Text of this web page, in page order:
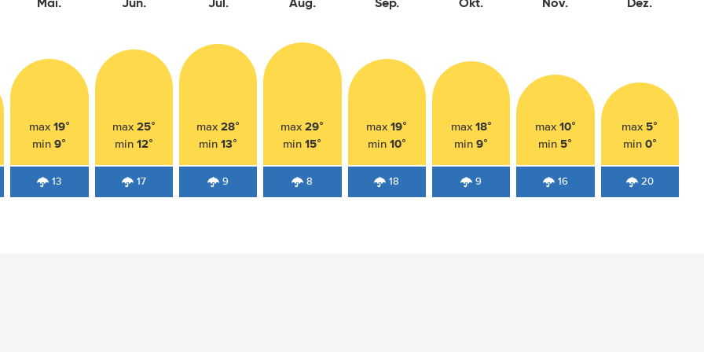
max 19°
min9°
13
max 25°
min 12°
17
max28°
min13°
9
max29°
min15°
8
max19°
min 10°
18
max 18°
min9°
9
max 10°
min 5°
16
max 5°
min 0°
20